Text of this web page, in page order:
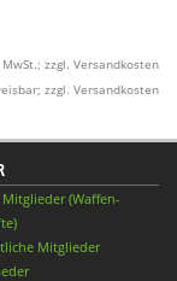
zzgl. Versandkosten
zzgl. Versandkosten
(Waffen-
Mitglieder